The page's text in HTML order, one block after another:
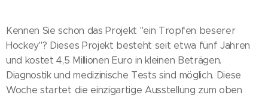
Kennen Sie schon das Projekt "ein Tropfen beserer
Hockey"? Dieses Projekt besteht seit etwa fünf Jahren
und kostet 4,5 Millionen Euro in kleinen Beträgen.
Diagnostik und medizinische Tests sind möglich. Diese
Woche startet die einzigartige Ausstellung zum oben